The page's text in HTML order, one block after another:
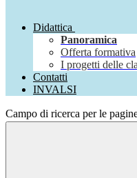
Didattica
Panoramica
Offerta formativa
I progetti delle
Contatti
INVALSI
Campo di ricerca per le